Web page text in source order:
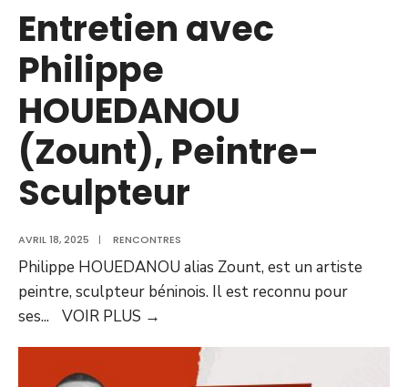
Entretien avec
Philippe
HOUEDANOU
(Zount), Peintre-
Sculpteur
AVRIL 18, 2025 | RENCONTRES
Philippe HOUEDANOU alias Zount, est un artiste
peintre, sculpteur béninois. Il est reconnu pour
ses... VOIR PLUS →